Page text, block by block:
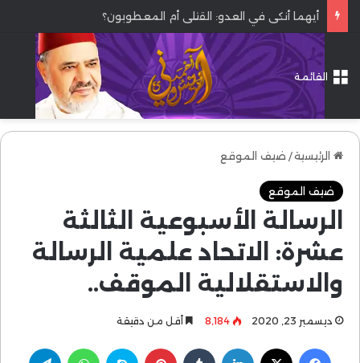
أيهما أنكى في العدو: القتلى أم المعطوبون؟
القائمة
الرئيسية/ ضيف الموقع
ضيف الموقع
الرسالة الأسبوعية الثالثة
عشرة: الاتحاد علمية الرسالة
والاستقلالية الموقف..
ديسمبر 23, 2020 8٬184 أقل من دقيقة
فيسبوك لينكدإن بينتيريست سكايب واتساب